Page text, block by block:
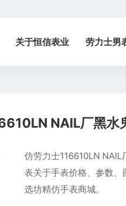
关于恒信表业 劳力士男
NAIL厂黑
仿劳力士116610LN
表关于手表价格、参数
选坊精仿手表商城。